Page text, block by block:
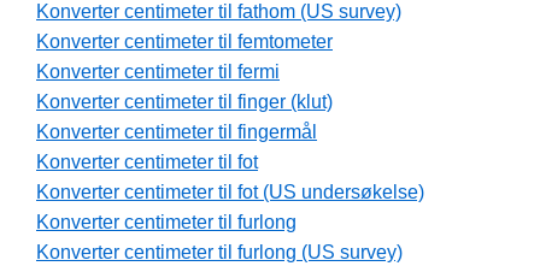
Konverter centimeter til fathom (US survey)
Konverter centimeter til femtometer
Konverter centimeter til fermi
Konverter centimeter til finger (klut)
Konverter centimeter til fingermål
Konverter centimeter til fot
Konverter centimeter til fot (US undersøkelse)
Konverter centimeter til furlong
Konverter centimeter til furlong (US survey)